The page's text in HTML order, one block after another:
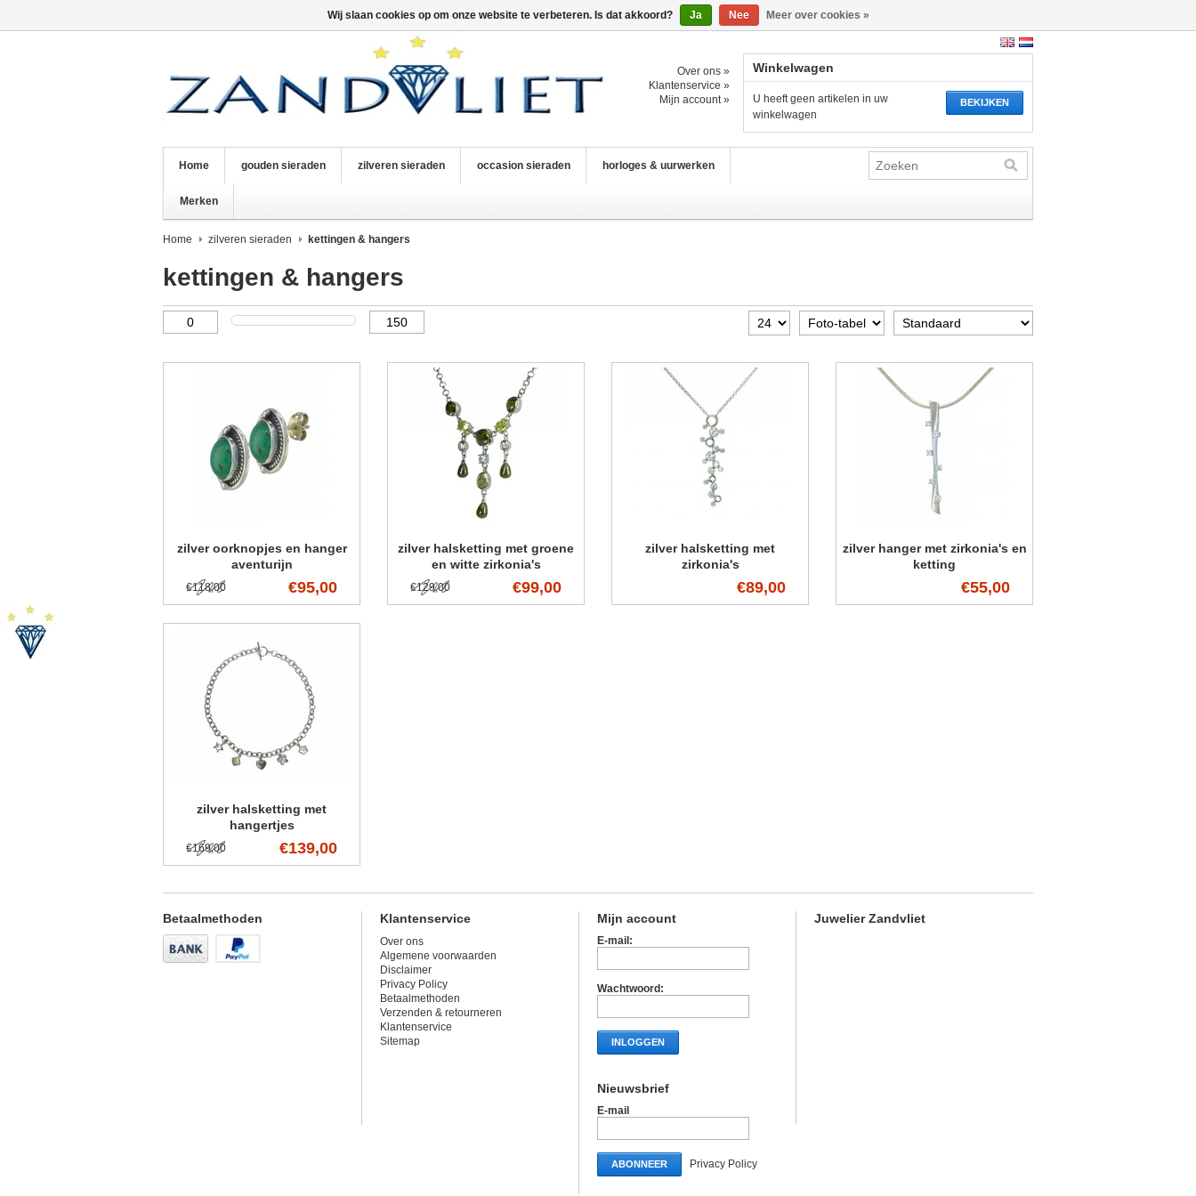
Over ons »
Klantenservice »
Mijn account »
Winkelwagen
BEKIJKEN
U heeft geen artikelen in uw
winkelwagen
Home gouden sieraden zilveren sieraden occasion sieraden horloges & uurwerken
Merken
Home zilveren sieraden kettingen & hangers
kettingen & hangers
zilver oorknopjes en hanger
aventurijn
€95,00
€118,00
zilver halsketting met groene
en witte zirkonia's
€99,00
€129,00
zilver halsketting met
zirkonia's
€89,00
zilver hanger met zirkonia's en
ketting
€55,00
zilver halsketting met
hangertjes
€139,00
€169,00
Betaalmethoden Klantenservice
Over ons
Algemene voorwaarden
Disclaimer
Privacy Policy
Betaalmethoden
Verzenden & retourneren
Klantenservice
Sitemap
Mijn account
E-mail:
Wachtwoord:
INLOGGEN
Nieuwsbrief
E-mail
ABONNEER Privacy Policy
Juwelier Zandvliet
Wij slaan cookies op om onze website te verbeteren. Is dat akkoord? Ja Nee Meer over cookies »